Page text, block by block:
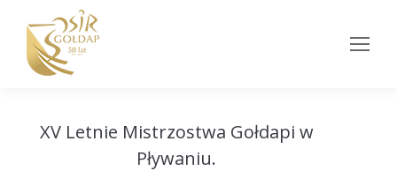
XV Letnie Mistrzostwa Gołdapi w
Pływaniu.